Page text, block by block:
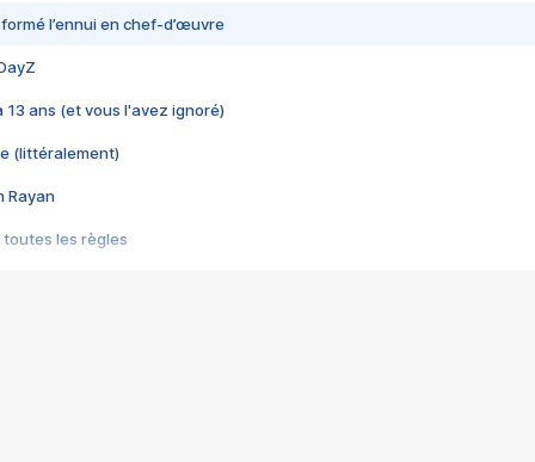
l’ennui en chef-d’œuvre
13 ans (et vous l'avez ignoré)
(littéralement)
Rayan
toutes les règles